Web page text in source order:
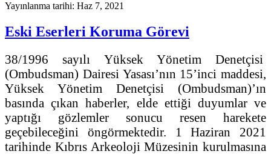
Yayınlanma tarihi: Haz 7, 2021
Eski Eserleri Koruma Görevi
38/1996 sayılı Yüksek Yönetim Denetçisi
(Ombudsman) Dairesi Yasası’nın 15’inci maddesi,
Yüksek Yönetim Denetçisi (Ombudsman)’ın
basında çıkan haberler, elde ettiği duyumlar ve
yaptığı gözlemler sonucu resen harekete
geçebileceğini öngörmektedir. 1 Haziran 2021
tarihinde Kıbrıs Arkeoloji Müzesinin kurulmasına